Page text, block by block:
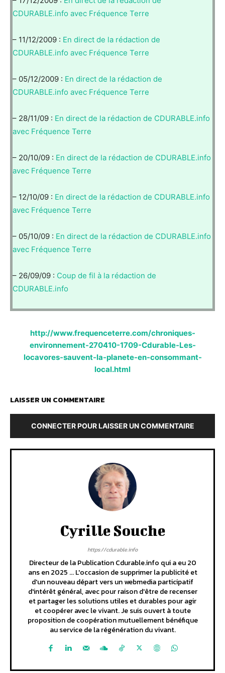
CDURABLE.info avec Fréquence Terre
– 11/12/2009 : En direct de la rédaction de
CDURABLE.info avec Fréquence Terre
– 05/12/2009 : En direct de la rédaction de
CDURABLE.info avec Fréquence Terre
– 28/11/09 : En direct de la rédaction de CDURABLE.info
avec Fréquence Terre
– 20/10/09 : En direct de la rédaction de CDURABLE.info
avec Fréquence Terre
– 12/10/09 : En direct de la rédaction de CDURABLE.info
avec Fréquence Terre
– 05/10/09 : En direct de la rédaction de CDURABLE.info
avec Fréquence Terre
– 26/09/09 : Coup de fil à la rédaction de
CDURABLE.info
http://www.frequenceterre.com/chroniques-
environnement-270410-1709-Cdurable-Les-
locavores-sauvent-la-planete-en-consommant-
local.html
LAISSER UN COMMENTAIRE
CONNECTER POUR LAISSER UN COMMENTAIRE
Cyrille Souche
https://cdurable.info
Directeur de la Publication Cdurable.info qui a eu 20
ans en 2025 ... L'occasion de supprimer la publicité et
d'un nouveau départ vers un webmedia participatif
d'intérêt général, avec pour raison d'être de recenser
et partager les solutions utiles et durables pour agir
et coopérer avec le vivant. Je suis ouvert à toute
proposition de coopération mutuellement bénéfique
au service de la régénération du vivant.